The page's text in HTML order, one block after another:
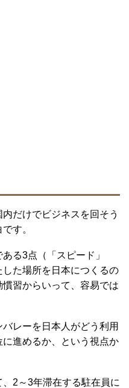
だけでビジネスを回そう
す。
る3点（「スピード」
した場所を日本につくるの
習からいって、容易では
レーを日本人がどう利用
進めるか、という視点か
2～3年滞在する駐在員に